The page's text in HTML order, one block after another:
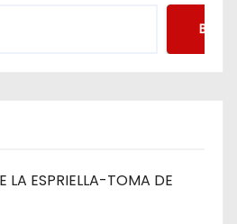
ESPRIELLA-TOMA DE